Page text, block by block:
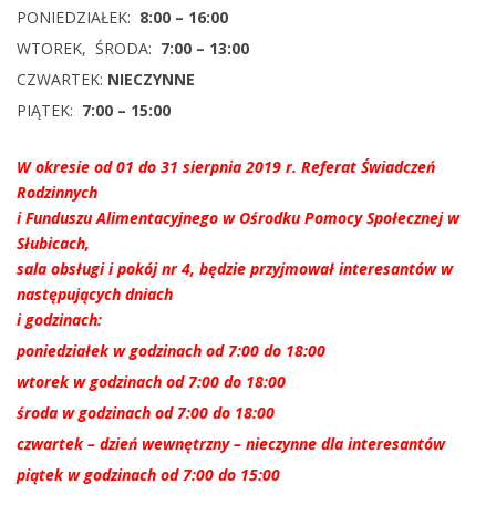
PONIEDZIAŁEK: 8:00 – 16:00
WTOREK, ŚRODA: 7:00 – 13:00
CZWARTEK: NIECZYNNE
PIĄTEK: 7:00 – 15:00
W okresie od 01 do 31 sierpnia 2019 r. Referat Świadczeń
Rodzinnych
i Funduszu Alimentacyjnego w Ośrodku Pomocy Społecznej w
Słubicach,
sala obsługi i pokój nr 4, będzie przyjmował interesantów w
następujących dniach
i godzinach:
poniedziałek w godzinach od 7:00 do 18:00
wtorek w godzinach od 7:00 do 18:00
środa w godzinach od 7:00 do 18:00
czwartek – dzień wewnętrzny – nieczynne dla interesantów
piątek w godzinach od 7:00 do 15:00